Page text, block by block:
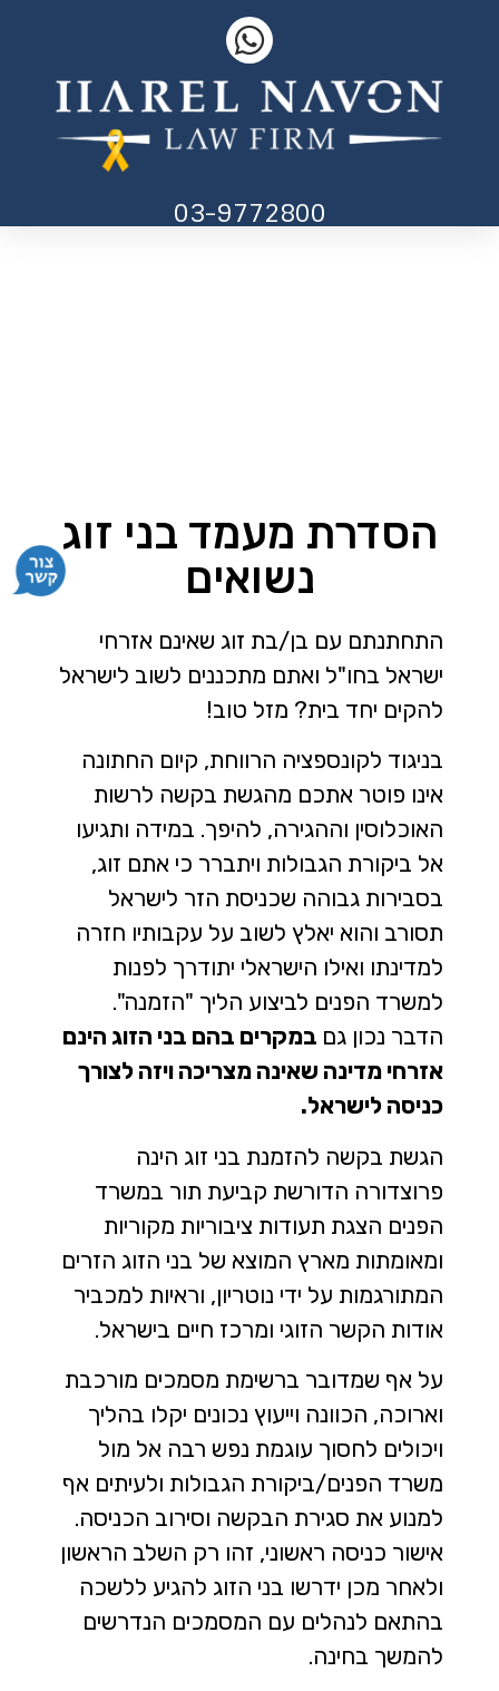
03-9772800
הסדרת מעמד בני זוג
נשואים
התחתנתם עם בן/בת זוג שאינם אזרחי
ישראל בחו"ל ואתם מתכננים לשוב לישראל
להקים יחד בית? מזל טוב!
בניגוד לקונספציה הרווחת, קיום החתונה
אינו פוטר אתכם מהגשת בקשה לרשות
האוכלוסין וההגירה, להיפך. במידה ותגיעו
אל ביקורת הגבולות ויתברר כי אתם זוג,
בסבירות גבוהה שכניסת הזר לישראל
תסורב והוא יאלץ לשוב על עקבותיו חזרה
למדינתו ואילו הישראלי יתודרך לפנות
למשרד הפנים לביצוע הליך "הזמנה".
הדבר נכון גם במקרים בהם בני הזוג הינם
אזרחי מדינה שאינה מצריכה ויזה לצורך
כניסה לישראל.
הגשת בקשה להזמנת בני זוג הינה
פרוצדורה הדורשת קביעת תור במשרד
הפנים הצגת תעודות ציבוריות מקוריות
ומאומתות מארץ המוצא של בני הזוג הזרים
המתורגמות על ידי נוטריון, וראיות למכביר
אודות הקשר הזוגי ומרכז חיים בישראל.
על אף שמדובר ברשימת מסמכים מורכבת
וארוכה, הכוונה וייעוץ נכונים יקלו בהליך
ויכולים לחסוך עוגמת נפש רבה אל מול
משרד הפנים/ביקורת הגבולות ולעיתים אף
למנוע את סגירת הבקשה וסירוב הכניסה.
אישור כניסה ראשוני, זהו רק השלב הראשון
ולאחר מכן ידרשו בני הזוג להגיע ללשכה
בהתאם לנהלים עם המסמכים הנדרשים
להמשך בחינה.